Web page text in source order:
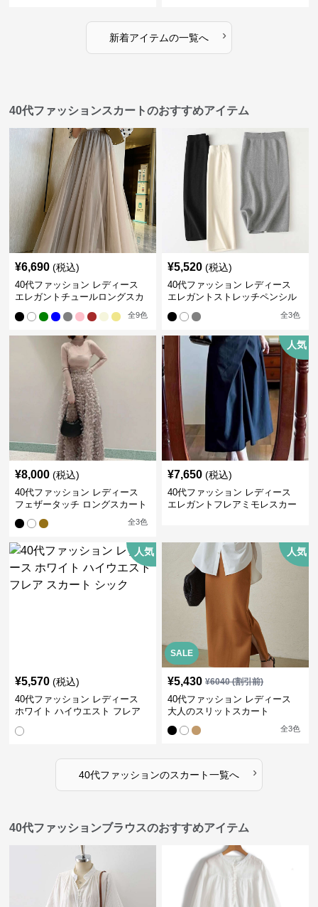
新着アイテムの一覧へ ›
40代ファッションスカートのおすすめアイテム
¥6,690 (税込)
40代ファッション レディース
エレガントチュールロングスカ
全9色
¥5,520 (税込)
40代ファッション レディース
エレガントストレッチペンシル
全3色
¥8,000 (税込)
40代ファッション レディース
フェザータッチ ロングスカート
全3色
人気
¥7,650 (税込)
40代ファッション レディース
エレガントフレアミモレスカー
人気
¥5,570 (税込)
40代ファッション レディース
ホワイト ハイウエスト フレア
SALE
人気
¥5,430 ¥6040(割引前)
40代ファッション レディース
大人のスリットスカート
全3色
40代ファッションのスカート一覧へ ›
40代ファッションブラウスのおすすめアイテム